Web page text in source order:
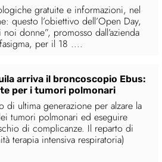
gratuite e informazioni, nel
questo l’obiettivo dell’Open Day,
donne”, promosso dall’azienda
per il 18 ....
arriva il broncoscopio Ebus:
per i tumori polmonari
di ultima generazione per alzare la
tumori polmonari ed eseguire
di complicanze. Il reparto di
terapia intensiva respiratoria)